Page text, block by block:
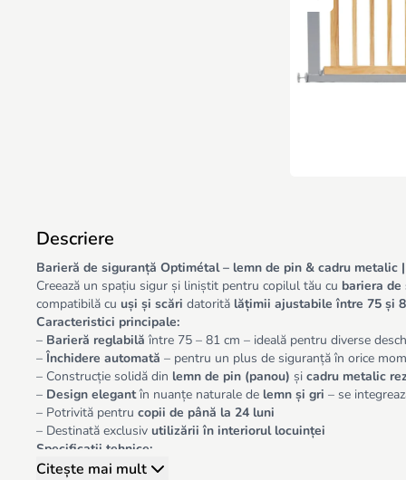
Descriere
Barieră de siguranță Optimétal – lemn de pin & cadru
Creează un spațiu sigur și liniștit pentru copilul tău cu bariera
compatibilă cu uși și scări datorită lățimii ajustabile între 75 și
Caracteristici principale:
– Barieră reglabilă între 75 – 81 cm – ideală pentru diverse
– Închidere automată – pentru un plus de siguranță în orice
– Construcție solidă din lemn de pin (panou) și cadru metalic
– Design elegantîn nuanțe naturale de lemn și gri – se
– Potrivită pentru copii de până la 24 luni
– Destinată exclusiv utilizării în interiorul locuinței
Specificații tehnice:
–Material:lemn de pin (panou), metal (cadru)
Citește mai mult